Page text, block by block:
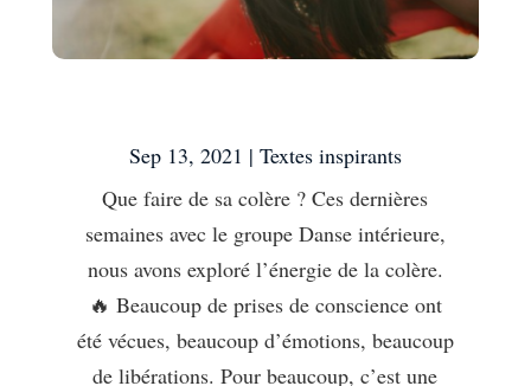
Sep 13, 2021 | Textes inspirants
Que faire de sa colère ? Ces dernières
semaines avec le groupe Danse intérieure,
nous avons exploré l’énergie de la colère.
🔥 Beaucoup de prises de conscience ont
été vécues, beaucoup d’émotions, beaucoup
de libérations. Pour beaucoup, c’est une